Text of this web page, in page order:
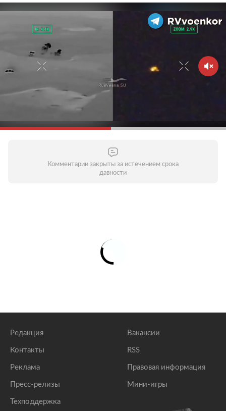
Комментарии закрыты за истечением срока
давности
Редакция
Контакты
Реклама
Пресс-релизы
Техподдержка
Вакансии
RSS
Правовая информация
Мини-игры